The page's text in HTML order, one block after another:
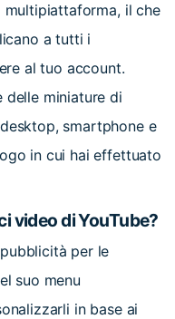
multipiattaforma, il che
a tutti i
al tuo account.
delle miniature di
smartphone e
in cui hai effettuato
video di YouTube?
per le
suo menu
in base ai